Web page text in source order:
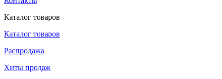
Каталог товаров
Каталог товаров
Распродажа
Хиты продаж